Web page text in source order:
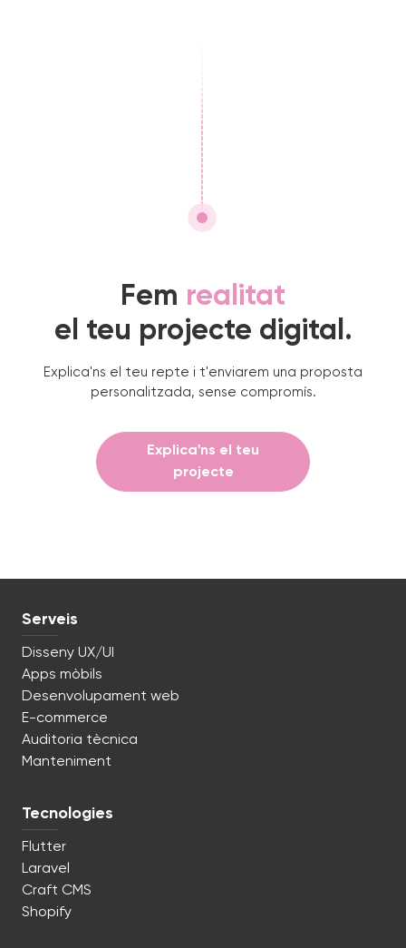
Fem realitat
el teu projecte digital.
Explica'ns el teu repte i t'enviarem una proposta
personalitzada, sense compromís.
Explica'ns el teu
projecte
Serveis
Disseny UX/UI
Apps mòbils
Desenvolupament web
E-commerce
Auditoria tècnica
Manteniment
Tecnologies
Flutter
Laravel
Craft CMS
Shopify